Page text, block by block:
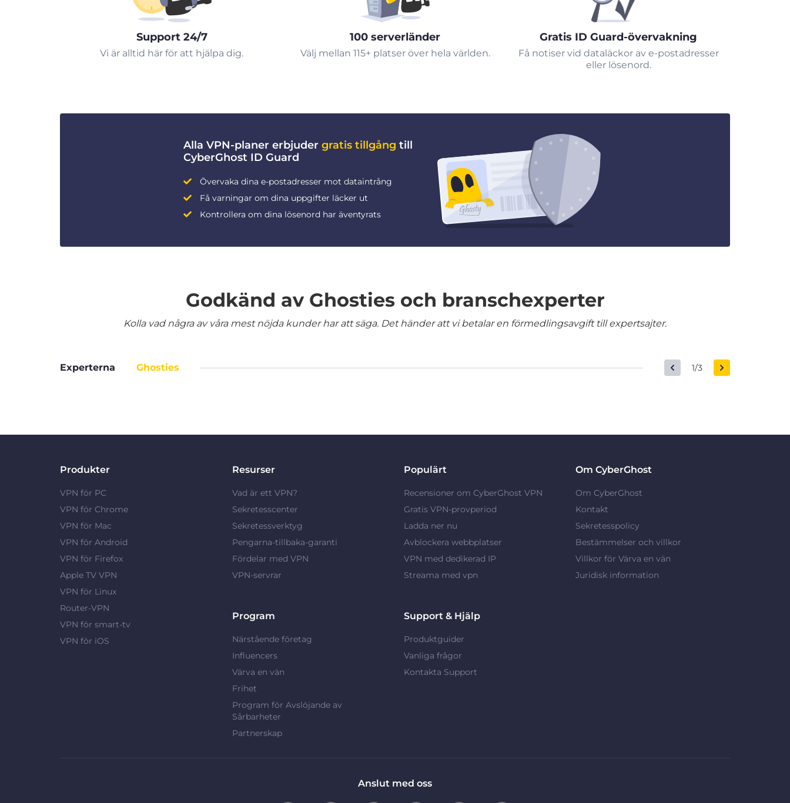
Support 24/7
Vi är alltid här för att hjälpa dig.
100 serverländer
Välj mellan 115+ platser över hela världen.
Gratis ID Guard-övervakning
Få notiser vid dataläckor av e-postadresser
eller lösenord.
Alla VPN-planer erbjuder gratis tillgång till
CyberGhost ID Guard
Övervaka dina e-postadresser mot dataintrång
Få varningar om dina uppgifter läcker ut
Kontrollera om dina lösenord har äventyrats
Godkänd av Ghosties och branschexperter
Kolla vad några av våra mest nöjda kunder har att säga. Det händer att vi betalar en förmedlingsavgift till expertsajter.
Experterna Ghosties 1/3
Produkter
VPN för PC
VPN för Chrome
VPN för Mac
VPN för Android
VPN för Firefox
Apple TV VPN
VPN för Linux
Router-VPN
VPN för smart-tv
VPN för iOS
Resurser
Vad är ett VPN?
Sekretesscenter
Sekretessverktyg
Pengarna-tillbaka-garanti
Fördelar med VPN
VPN-servrar
Populärt
Recensioner om CyberGhost VPN
Gratis VPN-provperiod
Ladda ner nu
Avblockera webbplatser
VPN med dedikerad IP
Streama med vpn
Om CyberGhost
Om CyberGhost
Kontakt
Sekretesspolicy
Bestämmelser och villkor
Villkor för Värva en vän
Juridisk information
Program
Närstående företag
Influencers
Värva en vän
Frihet
Program för Avslöjande av
Sårbarheter
Partnerskap
Support & Hjälp
Produktguider
Vanliga frågor
Kontakta Support
Anslut med oss